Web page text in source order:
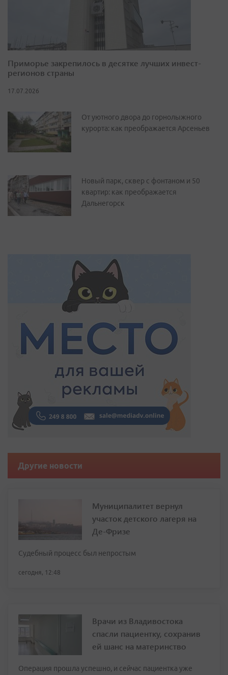
Приморье закрепилось в десятке лучших инвест-
регионов страны
17.07.2026
От уютного двора до горнолыжного
курорта: как преображается Арсеньев
Новый парк, сквер с фонтаном и 50
квартир: как преображается
Дальнегорск
Другие новости
Муниципалитет вернул
участок детского лагеря на
Де-Фризе
Судебный процесс был непростым
сегодня, 12:48
Врачи из Владивостока
спасли пациентку, сохранив
ей шанс на материнство
Операция прошла успешно, и сейчас пациентка уже